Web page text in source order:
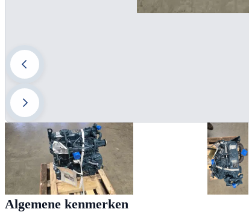
Algemene kenmerken